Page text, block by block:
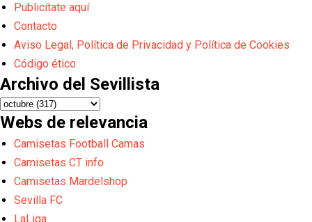
Publicítate aquí
Contacto
Aviso Legal, Política de Privacidad y Política de Cookies
Código ético
Archivo del Sevillista
Webs de relevancia
Camisetas Football Camas
Camisetas CT info
Camisetas Mardelshop
Sevilla FC
LaLiga